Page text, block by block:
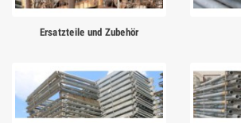
Ersatzteile und Zubehör